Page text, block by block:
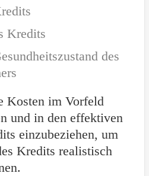
Kredits
des
Kosten im Vorfeld
und in den effektiven
einzubeziehen, um
Kredits realistisch